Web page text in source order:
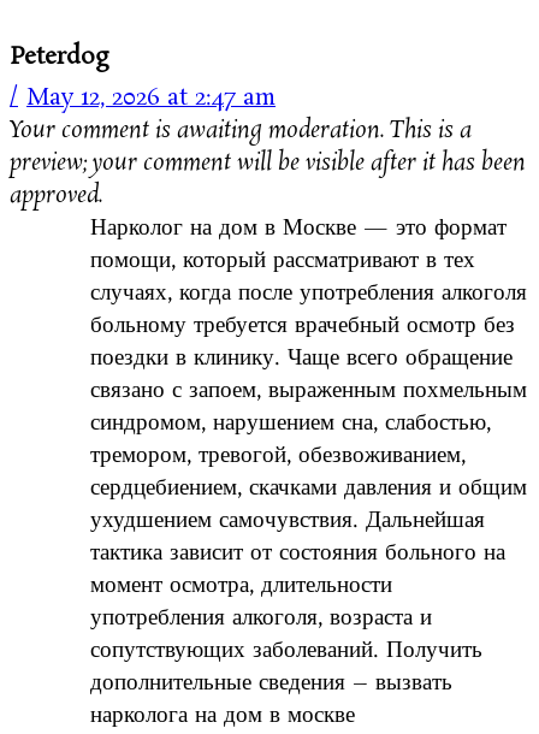
Peterdog
May 12, 2026 at 2:47 am
Your comment is awaiting moderation. This is a
preview; your comment will be visible after it has been
approved.
Нарколог на дом в Москве — это формат
помощи, который рассматривают в тех
случаях, когда после употребления алкоголя
больному требуется врачебный осмотр без
поездки в клинику. Чаще всего обращение
связано с запоем, выраженным похмельным
синдромом, нарушением сна, слабостью,
тремором, тревогой, обезвоживанием,
сердцебиением, скачками давления и общим
ухудшением самочувствия. Дальнейшая
тактика зависит от состояния больного на
момент осмотра, длительности
употребления алкоголя, возраста и
сопутствующих заболеваний. Получить
дополнительные сведения – вызвать
нарколога на дом в москве